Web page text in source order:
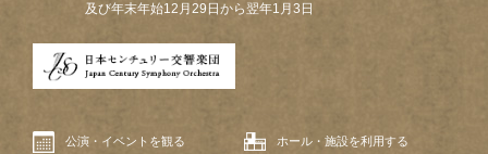
及び年末年始12月29日から翌年1月3日
公演・イベントを観る ホール・施設を利用する